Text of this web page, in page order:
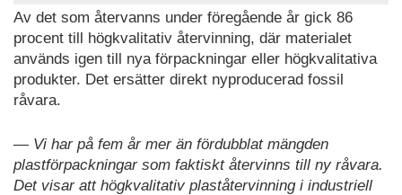
Av det som återvanns under föregående år gick 86
procent till högkvalitativ återvinning, där materialet
används igen till nya förpackningar eller högkvalitativa
produkter. Det ersätter direkt nyproducerad fossil
råvara.
— Vi har på fem år mer än fördubblat mängden
plastförpackningar som faktiskt återvinns till ny råvara.
Det visar att högkvalitativ plaståtervinning i industriell